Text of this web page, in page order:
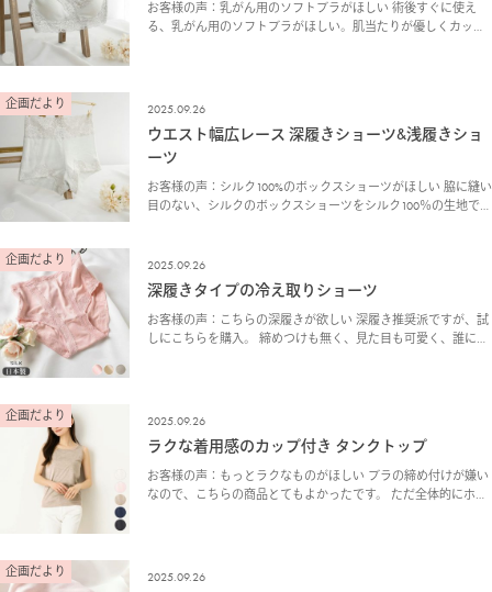
お客様の声：乳がん用のソフトブラがほしい 術後すぐに使え
る、乳がん用のソフトブラがほしい。肌当たりが優しくカップ
企画だより 2025.09.26
ウエスト幅広レース 深履きショーツ&浅履きショ
ーツ
お客様の声：シルク100%のボックスショーツがほしい 脇に縫い
目のない、シルクのボックスショーツをシルク100％の生地で作
企画だより
2025.09.26
深履きタイプの冷え取りショーツ
お客様の声：こちらの深履きが欲しい 深履き推奨派ですが、試
しにこちらを購入。 締めつけも無く、見た目も可愛く、誰に見
企画だより 2025.09.26
ラクな着用感のカップ付き タンクトップ
お客様の声：もっとラクなものがほしい ブラの締め付けが嫌い
なので、こちらの商品とてもよかったです。 ただ全体的にホー
企画だより 2025.09.26